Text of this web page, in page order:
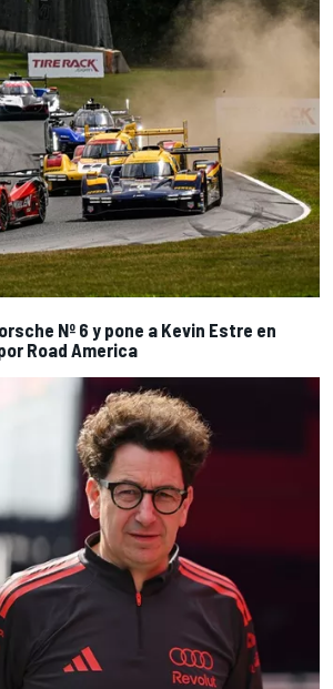
Nº 6 y pone a Kevin Estre en
Road America